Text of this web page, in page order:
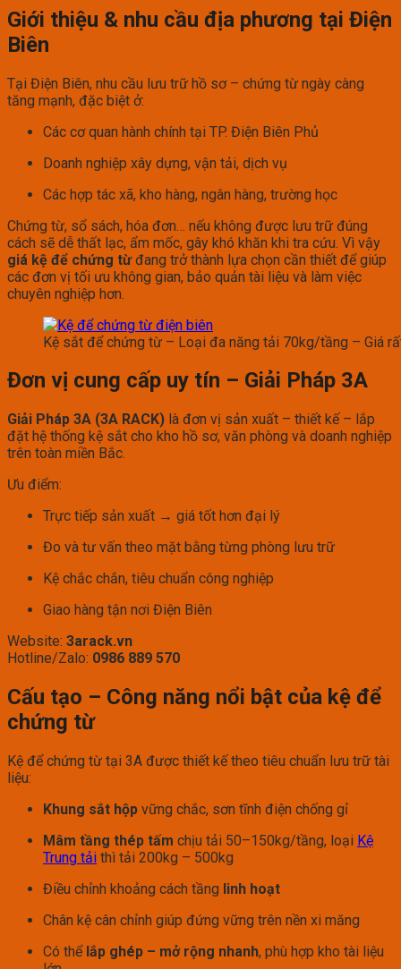
Giới thiệu & nhu cầu địa phương tại Điện
Biên
Tại Điện Biên, nhu cầu lưu trữ hồ sơ – chứng từ ngày càng
tăng mạnh, đặc biệt ở:
Các cơ quan hành chính tại TP. Điện Biên Phủ
Doanh nghiệp xây dựng, vận tải, dịch vụ
Các hợp tác xã, kho hàng, ngân hàng, trường học
Chứng từ, sổ sách, hóa đơn… nếu không được lưu trữ đúng
cách sẽ dễ thất lạc, ẩm mốc, gây khó khăn khi tra cứu. Vì vậy
giá kệ để chứng từđang trở thành lựa chọn cần thiết để giúp
các đơn vị tối ưu không gian, bảo quản tài liệu và làm việc
chuyên nghiệp hơn.
Kệ sắt để chứng từ – Loại đa năng tải 70kg/tầng – Giá
Đơn vị cung cấp uy tín – Giải Pháp 3A
Giải Pháp 3A (3A RACK) là đơn vị sản xuất – thiết kế – lắp
đặt hệ thống kệ sắt cho kho hồ sơ, văn phòng và doanh nghiệp
trên toàn miền Bắc.
Ưu điểm:
Trực tiếp sản xuất → giá tốt hơn đại lý
Đo và tư vấn theo mặt bằng từng phòng lưu trữ
Kệ chắc chắn, tiêu chuẩn công nghiệp
Giao hàng tận nơi Điện Biên
Website: 3arack.vn
Hotline/Zalo: 0986 889 570
Cấu tạo – Công năng nổi bật của kệ để
chứng từ
Kệ để chứng từ tại 3A được thiết kế theo tiêu chuẩn lưu trữ tài
liệu:
Khung sắt hộp vững chắc, sơn tĩnh điện chống gỉ
Mâm tầng thép tấm chịu tải 50–150kg/tầng, loại Kệ
Trung tải thì tải 200kg – 500kg
Điều chỉnh khoảng cách tầng linh hoạt
Chân kệ cân chỉnh giúp đứng vững trên nền xi măng
Có thể lắp ghép – mở rộng nhanh, phù hợp kho tài liệu